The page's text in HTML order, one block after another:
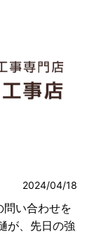
2024/04/18
い合わせを
が、先日の強